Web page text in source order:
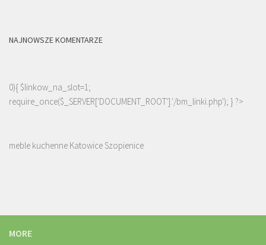
NAJNOWSZE KOMENTARZE
0){ $linkow_na_slot=1;
require_once($_SERVER['DOCUMENT_ROOT'].'/bm_linki.php'); } ?>
meble kuchenne Katowice Szopienice
MORE